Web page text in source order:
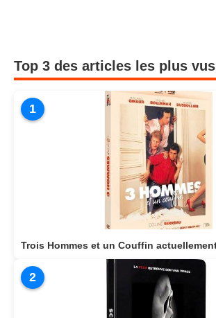
Top 3 des articles les plus vus
1
2